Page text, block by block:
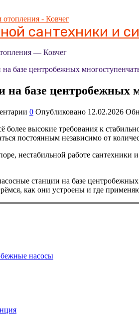
сантехники и
— Ковчег
базе центробежных
базе центробежных
0 Опубликовано 12.02.2026
высокие требования к
постоянным независимо от
нестабильной работе
станции на базе
как они устроены и где
насосы